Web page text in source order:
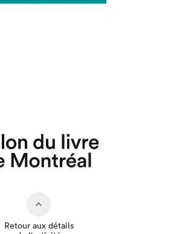
Retour aux détails